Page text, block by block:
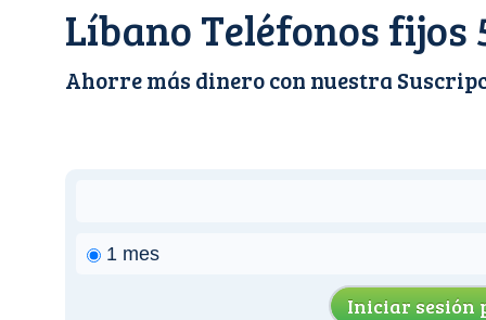
Líbano Teléfonos fijos
Ahorre más dinero con nuestra
1 mes
Iniciar sesión